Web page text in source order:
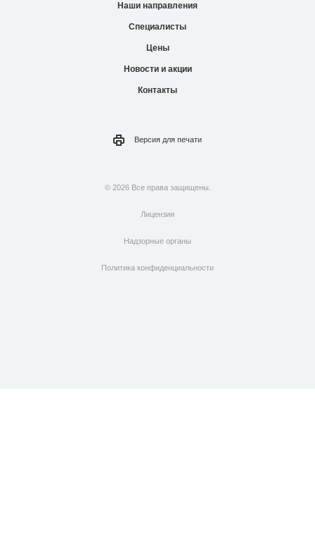
Наши направления
Специалисты
Цены
Новости и акции
Контакты
Версия для печати
© 2026 Все права защищены.
Лицензии
Надзорные органы
Политика конфиденциальности